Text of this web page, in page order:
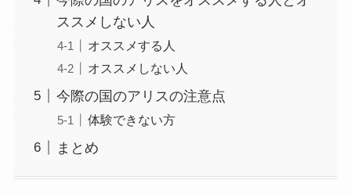
ススメしない人
オススメする人
オススメしない人
今際の国のアリスの注意点
体験できない方
まとめ